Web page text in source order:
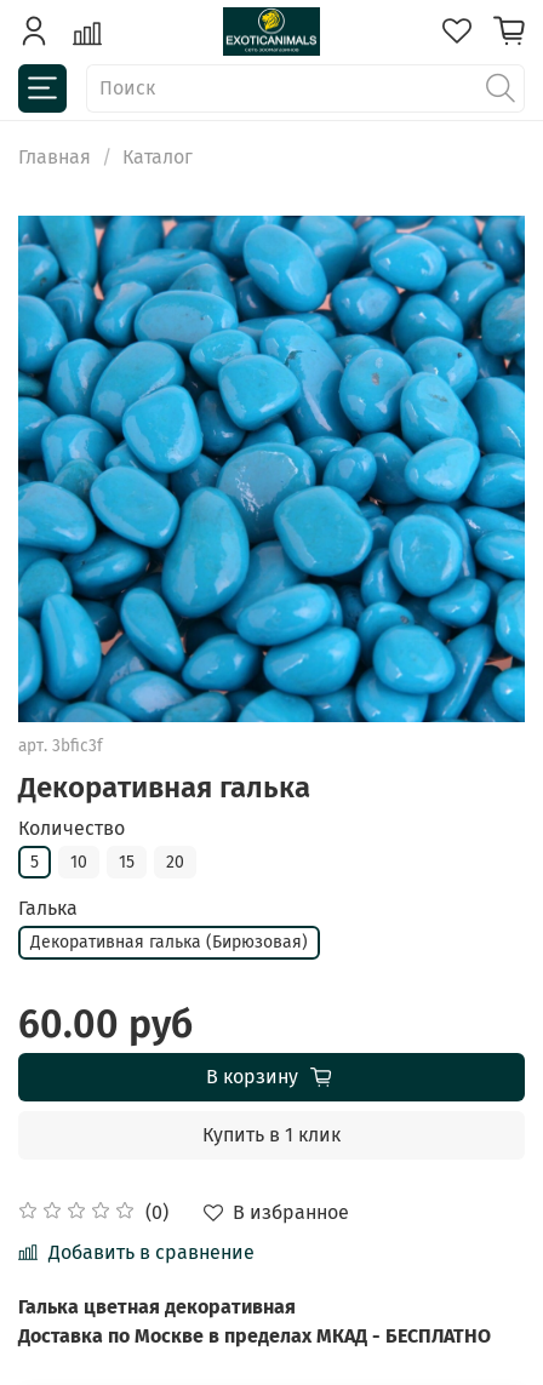
Главная Каталог
арт. 3bfic3f
Декоративная галька
(0)
В избранное
Добавить в сравнение
Количество
5 10 15 20
Галька
Декоративная галька (Бирюзовая)
60.00 руб
В корзину
Купить в 1 клик
Галька цветная декоративная
Доставка по Москве в пределах МКАД - БЕСПЛАТНО